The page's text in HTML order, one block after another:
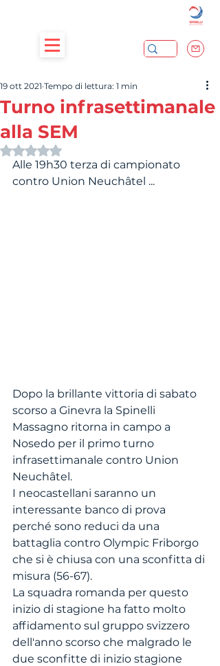
Turno infrasettimanale
alla SEM
19 ott 2021 Tempo di lettura: 1 min
Valutazione NaN stelle su 5.
Alle 19h30 terza di campionato
contro Union Neuchâtel ...
Dopo la brillante vittoria di sabato
scorso a Ginevra la Spinelli
Massagno ritorna in campo a
Nosedo per il primo turno
infrasettimanale contro Union
Neuchâtel.
I neocastellani saranno un
interessante banco di prova
perché sono reduci da una
battaglia contro Olympic Friborgo
che si è chiusa con una sconfitta di
misura (56-67).
La squadra romanda per questo
inizio di stagione ha fatto molto
affidamento sul gruppo svizzero
dell'anno scorso che malgrado le
due sconfitte di inizio stagione